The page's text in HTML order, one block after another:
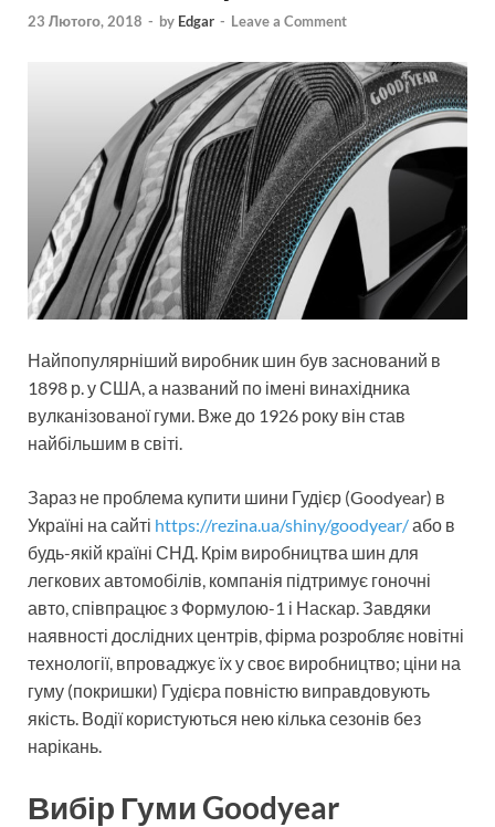
23 Лютого, 2018 - by Edgar - Leave a Comment
Найпопулярніший виробник шин був заснований в
1898 р. у США, а названий по імені винахідника
вулканізованої гуми. Вже до 1926 року він став
найбільшим в світі.
Зараз не проблема купити шини Гудієр (Goodyear) в
Україні на сайті https://rezina.ua/shiny/goodyear/або в
будь-якій країні СНД. Крім виробництва шин для
легкових автомобілів, компанія підтримує гоночні
авто, співпрацює з Формулою-1 і Наскар. Завдяки
наявності дослідних центрів, фірма розробляє новітні
технології, впроваджує їх у своє виробництво; ціни на
гуму (покришки) Гудієра повністю виправдовують
якість. Водії користуються нею кілька сезонів без
нарікань.
Вибір Гуми Goodyear